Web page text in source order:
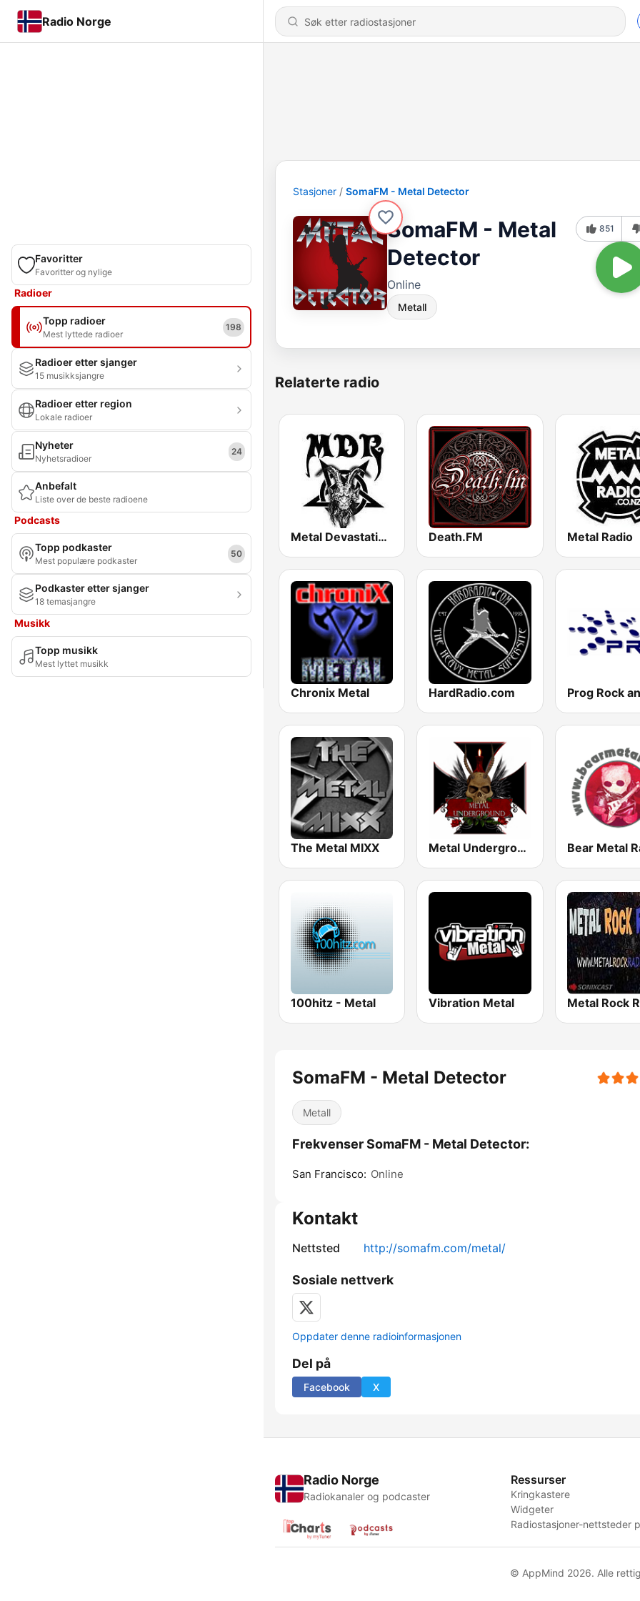
Radio Norge
Favoritter
Favoritter og nylige
Radioer
Topp radioer
Mest lyttede radioer
198
Radioer etter sjanger
15 musikksjangre
Radioer etter region
Lokale radioer
Nyheter
Nyhetsradioer
24
Anbefalt
Liste over de beste radioene
Podcasts
Topp podkaster
Mest populære podkaster
50
Podkaster etter sjanger
18 temasjangre
Musikk
Topp musikk
Mest lyttet musikk
Stasjoner SomaFM - Metal Detector
SomaFM - Metal
Detector
Online
Metall
851
Relaterte radio
Metal Devastation Radio Death.FM Metal Radio
Chronix Metal HardRadio.com
The Metal MIXX Metal Underground Bear Metal
100hitz - Metal Vibration Metal Metal Rock
SomaFM - Metal Detector
Metall
Frekvenser SomaFM - Metal Detector:
San Francisco: Online
Kontakt
Nettsted http://somafm.com/metal/
Sosiale nettverk
Oppdater denne radioinformasjonen
Del på
Facebook X
Radio Norge
Radiokanaler og podcaster
Ressurser
Kringkastere
Widgeter
Radiostasjoner-nettsteder
© AppMind 2026. Alle